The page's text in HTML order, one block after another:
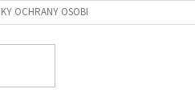
OCHRANY OSOBNÍCH ÚDAJŮ